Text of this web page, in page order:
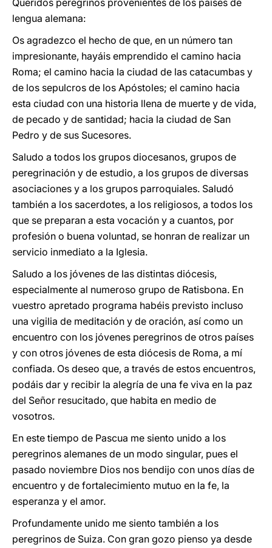
Queridos peregrinos provenientes de los países de
lengua alemana:
Os agradezco el hecho de que, en un número tan
impresionante, hayáis emprendido el camino hacia
Roma; el camino hacia la ciudad de las catacumbas y
de los sepulcros de los Apóstoles; el camino hacia
esta ciudad con una historia llena de muerte y de vida,
de pecado y de santidad; hacia la ciudad de San
Pedro y de sus Sucesores.
Saludo a todos los grupos diocesanos, grupos de
peregrinación y de estudio, a los grupos de diversas
asociaciones y a los grupos parroquiales. Saludó
también a los sacerdotes, a los religiosos, a todos los
que se preparan a esta vocación y a cuantos, por
profesión o buena voluntad, se honran de realizar un
servicio inmediato a la Iglesia.
Saludo a los jóvenes de las distintas diócesis,
especialmente al numeroso grupo de Ratisbona. En
vuestro apretado programa habéis previsto incluso
una vigilia de meditación y de oración, así como un
encuentro con los jóvenes peregrinos de otros países
y con otros jóvenes de esta diócesis de Roma, a mí
confiada. Os deseo que, a través de estos encuentros,
podáis dar y recibir la alegría de una fe viva en la paz
del Señor resucitado, que habita en medio de
vosotros.
En este tiempo de Pascua me siento unido a los
peregrinos alemanes de un modo singular, pues el
pasado noviembre Dios nos bendijo con unos días de
encuentro y de fortalecimiento mutuo en la fe, la
esperanza y el amor.
Profundamente unido me siento también a los
peregrinos de Suiza. Con gran gozo pienso ya desde